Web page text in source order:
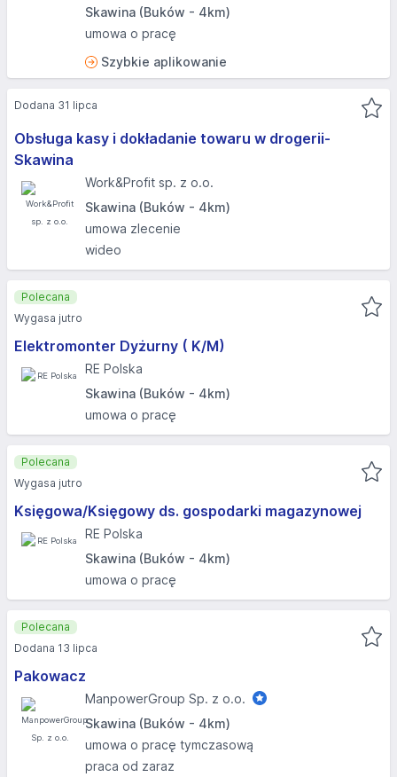
Skawina (Buków - 4km)
umowa o pracę
Szybkie aplikowanie
Obsługa kasy i dokładanie towaru w drogerii-
Skawina
Work&Profit sp. z o.o.
Skawina (Buków - 4km)
umowa zlecenie
wideo
Dodana 31 lipca
Elektromonter Dyżurny ( K/M)
RE Polska
Skawina (Buków - 4km)
umowa o pracę
Polecana
Wygasa jutro
Księgowa/Księgowy ds. gospodarki magazynowej
RE Polska
Skawina (Buków - 4km)
umowa o pracę
Polecana
Wygasa jutro
Pakowacz
ManpowerGroup Sp. z o.o.
Skawina (Buków - 4km)
umowa o pracę tymczasową
praca od zaraz
Polecana
Dodana 13 lipca